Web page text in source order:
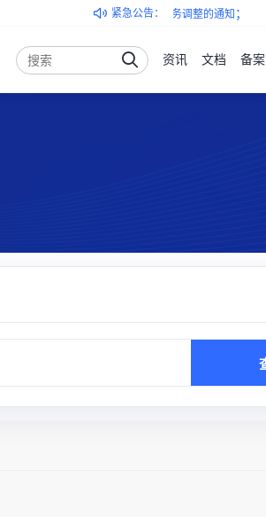
紧急公告：
关于北京云服务器地域产品下架及服务调整的通知；
资讯 文档 备案